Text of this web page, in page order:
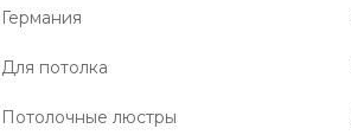
Германия
Для потолка
Потолочные люстры